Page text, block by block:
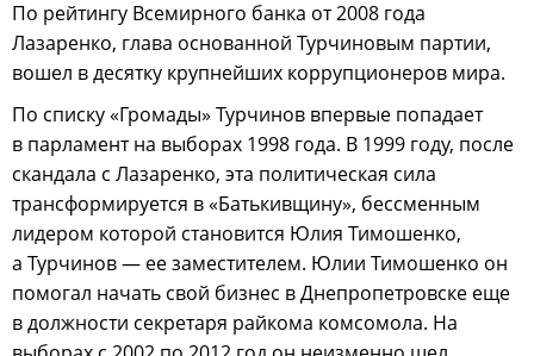
По рейтингу Всемирного банка от 2008 года
Лазаренко, глава основанной Турчиновым партии,
вошел в десятку крупнейших коррупционеров мира.
По списку «Громады» Турчинов впервые попадает
в парламент на выборах 1998 года. В 1999 году, после
скандала с Лазаренко, эта политическая сила
трансформируется в «Батькивщину», бессменным
лидером которой становится Юлия Тимошенко,
а Турчинов — ее заместителем. Юлии Тимошенко он
помогал начать свой бизнес в Днепропетровске еще
в должности секретаря райкома комсомола. На